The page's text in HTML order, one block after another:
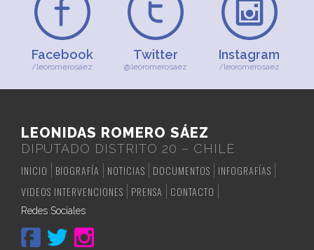
Facebook
/leoromerosaez
Twitter
@leoromerosaez
Instagram
/leoromerosaez
LEONIDAS ROMERO SÁEZ
DIPUTADO DISTRITO 20 – CHILE
INICIO
BIOGRAFÍA NOTICIAS DOCUMENTOS
INFOGRAFÍAS
VIDEOS INTERVENCIONES
PRENSA CONTACTO
Redes Sociales